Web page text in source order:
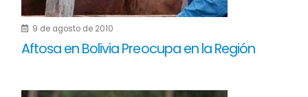
9 de agosto de 2010
Aftosa en Bolivia Preocupa en la Región